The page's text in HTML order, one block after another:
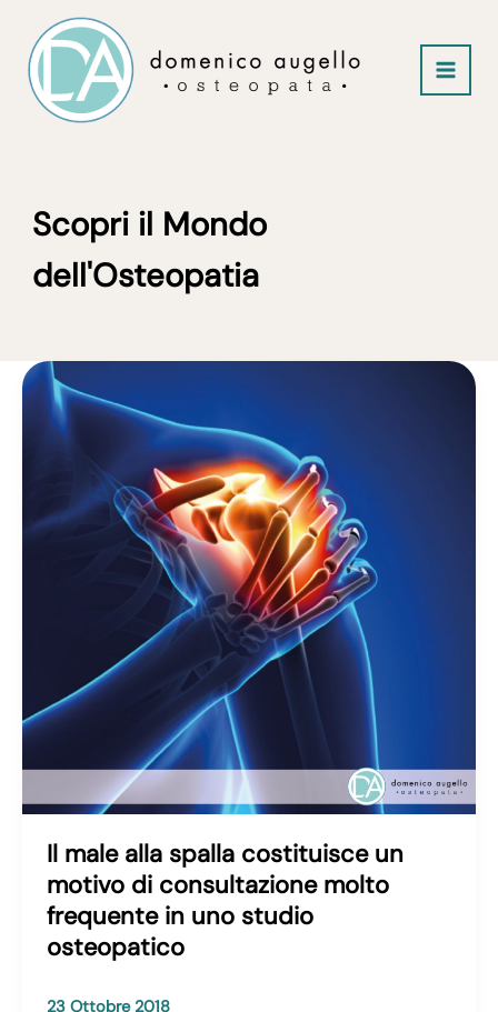
contenuto
Scopri il Mondo
dell'Osteopatia
Il male alla spalla costituisce un
motivo di consultazione molto
frequente in uno studio
osteopatico
23 Ottobre 2018